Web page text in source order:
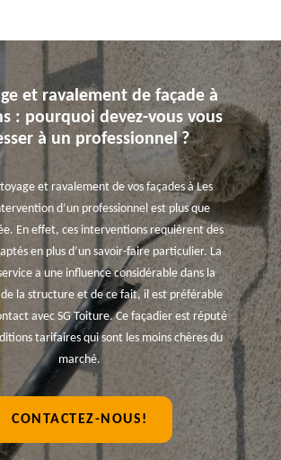
et ravalement de façade à
: pourquoi devez-vous vous
à un professionnel ?
et ravalement de vos façades à Les
d’un professionnel est plus que
En effet, ces interventions requièrent des
en plus d’un savoir-faire particulier. La
a une influence considérable dans la
la structure et de ce fait, il est préférable
avec SG Toiture. Ce façadier est réputé
tarifaires qui sont les moins chères du
marché.
CONTACTEZ-NOUS!